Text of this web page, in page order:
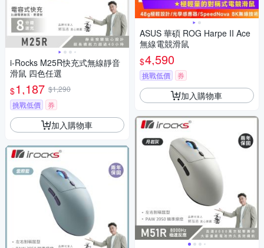
i-Rocks M25R快充式無線靜音
滑鼠 四色任選
$1,187 $1,290
挑戰低價
券
加入購物車
ASUS 華碩 ROG Harpe II Ace
無線電競滑鼠
$4,590
挑戰低價 券
加入購物車